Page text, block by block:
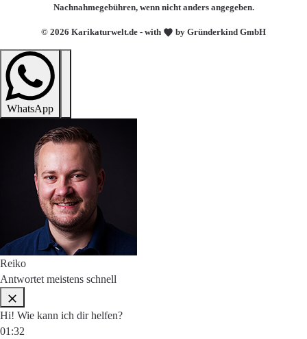
© 2026 Karikaturwelt.de - with by Gründerkind GmbH
Nachnahmegebühren, wenn nicht anders angegeben.
WhatsApp
Reiko
Antwortet meistens schnell
Hi! Wie kann ich dir helfen?
01:32